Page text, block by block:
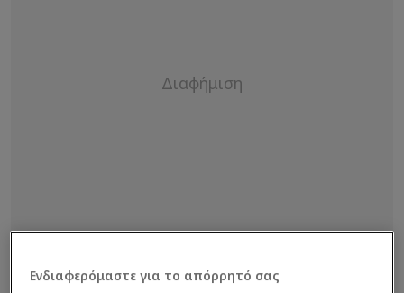
Ενδιαφερόμαστε για το απόρρητό σας